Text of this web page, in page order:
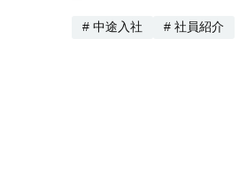
# 中途入社 # 社員紹介